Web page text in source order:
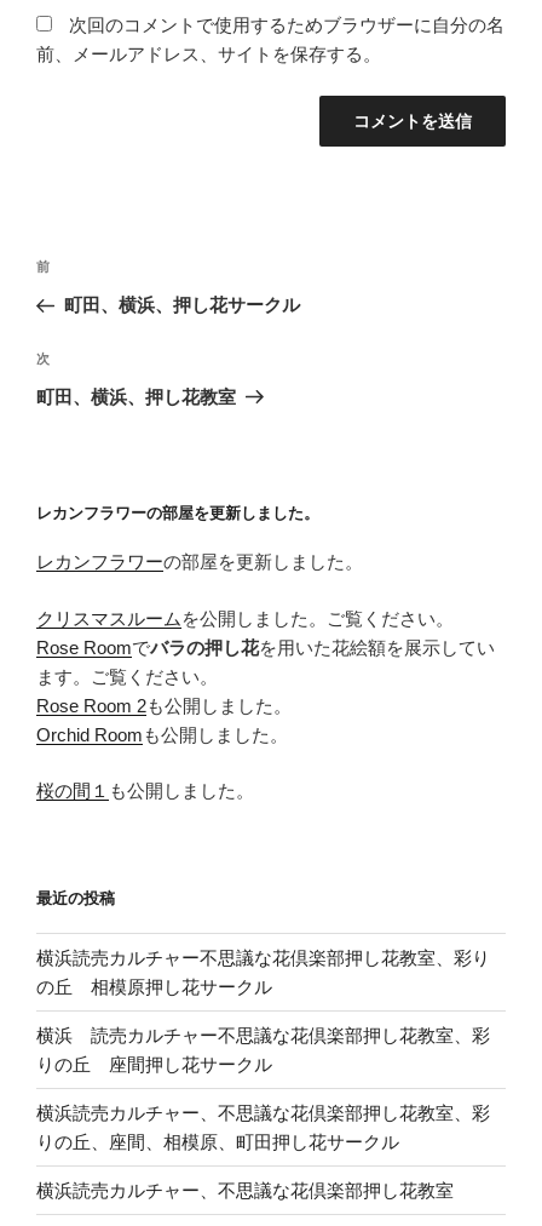
次回のコメントで使用するためブラウザーに自分の名
前、メールアドレス、サイトを保存する。
投
ナ
ビ
ゲ
ン
前
の
稿
前
町田、横浜、押し花サークル
次
の
次
町田、横浜、押し花教室
レカンフラワーの部屋を更新しました。
レカンフラワーの部屋を更新しました。
クリスマスルーム を公開しました。ご覧ください。
Rose Roomでバラの押し花を用いた花絵額を展示してい
ます。ご覧ください。
Rose Room 2も公開しました。
Orchid Room も公開しました。
桜の間１ も公開しました。
最近の投稿
横浜読売カルチャー不思議な花倶楽部押し花教室、彩り
の丘 相模原押し花サークル
横浜 読売カルチャー不思議な花倶楽部押し花教室、彩
りの丘 座間押し花サークル
横浜読売カルチャー、不思議な花倶楽部押し花教室、彩
りの丘、座間、相模原、町田押し花サークル
横浜読売カルチャー、不思議な花倶楽部押し花教室